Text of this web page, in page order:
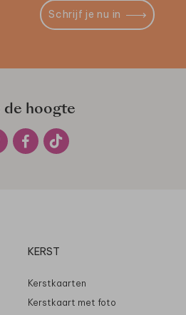
Schrijf je nu in
de hoogte
KERST
Kerstkaarten
Kerstkaart met foto